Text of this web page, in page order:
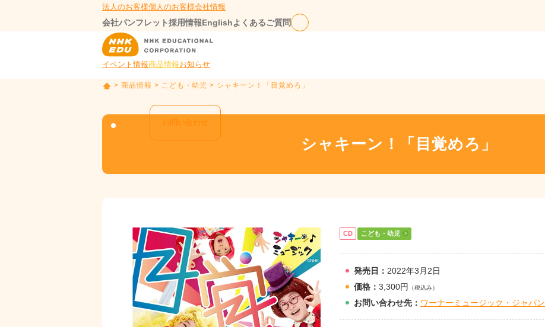
法人のお客様個人のお客様会社情報
会社パンフレット採用情報Englishよくあるご質問
イベント情報商品情報お知らせ
お問い合わせ
P
> 商品情報 > こども・幼児 > シャキーン！「目覚めろ」
シャキーン！「目覚めろ」
CD こども・幼児
発売日： 2022年3月2日
価格： 3,300円 （税込み）
お問い合わせ先： ワーナーミュージック・ジャパン